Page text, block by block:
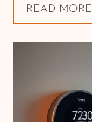
READ MORE